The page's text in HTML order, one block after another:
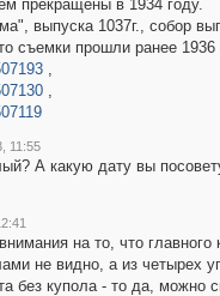
прекращены в 1934 году.
выпуска 1037г., собор
съемки прошли ранее 1936
,
,
11:55
А какую дату вы
на то, что главного
не видно, а из четырех
без купола - то да, можно